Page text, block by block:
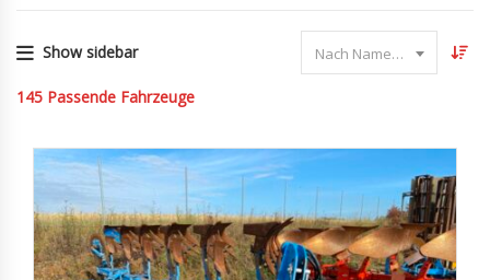
Show sidebar Nach Name sortieren
145 Passende Fahrzeuge